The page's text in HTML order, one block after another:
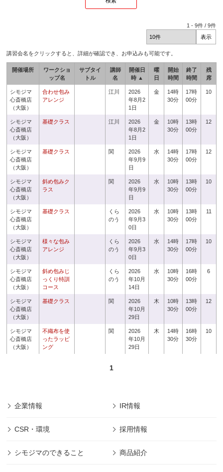
1 -9件 /9件
講習会名をクリックすると、詳細が確認でき、お申込みも可能です。
開催場所
ワークショ
ップ名
サブタイ
トル
講師
名
開催日
時 ▲
曜
日
開始
時間
終了
時間
残
席
シモジマ
心斎橋店
（大阪）
合わせ包み
アレンジ
江川
2026
年8月2
1日
金
14時
30分
17時
00分
10
シモジマ
心斎橋店
（大阪）
基礎クラス 江川
2026
年8月2
1日
金
10時
30分
13時
00分
12
シモジマ
心斎橋店
（大阪）
基礎クラス 関
2026
年9月9
日
水
14時
30分
17時
00分
12
シモジマ
心斎橋店
（大阪）
斜め包みク
ラス
関
2026
年9月9
日
水
10時
30分
13時
00分
10
シモジマ
心斎橋店
（大阪）
基礎クラス
くら
のう
2026
年9月3
0日
水
10時
30分
13時
00分
11
シモジマ
心斎橋店
（大阪）
様々な包み
アレンジ
くら
のう
2026
年9月3
0日
水
14時
30分
17時
00分
10
シモジマ
心斎橋店
（大阪）
斜め包みじ
っくり特訓
コース
くら
のう
2026
年10月
14日
水
10時
30分
16時
00分
6
シモジマ
心斎橋店
（大阪）
基礎クラス 関
2026
年10月
29日
木
10時
30分
13時
00分
12
シモジマ
心斎橋店
（大阪）
不織布を使
ったラッピ
ング
関
2026
年10月
29日
木
14時
30分
16時
30分
10
1
企業情報 IR情報
CSR・環境 採用情報
シモジマのできること 商品紹介